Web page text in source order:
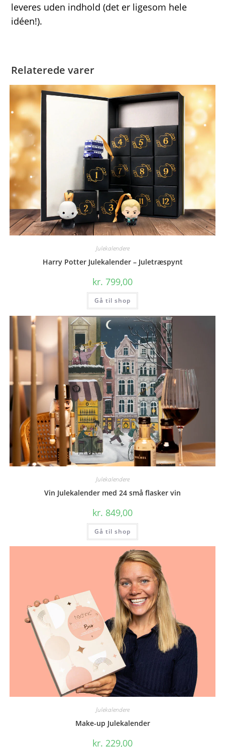
leveres uden indhold (det er ligesom hele
idéen!).
Relaterede varer
Julekalendere
Harry Potter Julekalender – Juletræspynt
kr. 799,00
Gå til shop
Julekalendere
Vin Julekalender med 24 små flasker vin
kr. 849,00
Gå til shop
Julekalendere
Make-up Julekalender
kr. 229,00